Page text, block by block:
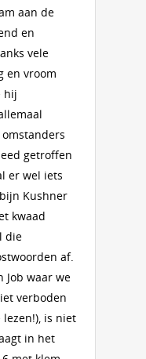
aan de
en
vele
en vroom
hij
getroffen
er wel iets
Kushner
kwaad
die
af.
Job waar we
verboden
lezen!), is niet
in het